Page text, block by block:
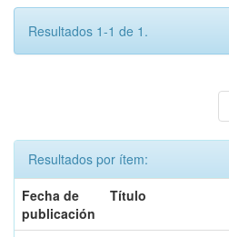
Resultados 1-1 de 1.
Resultados por ítem:
Fecha de
publicación
Título